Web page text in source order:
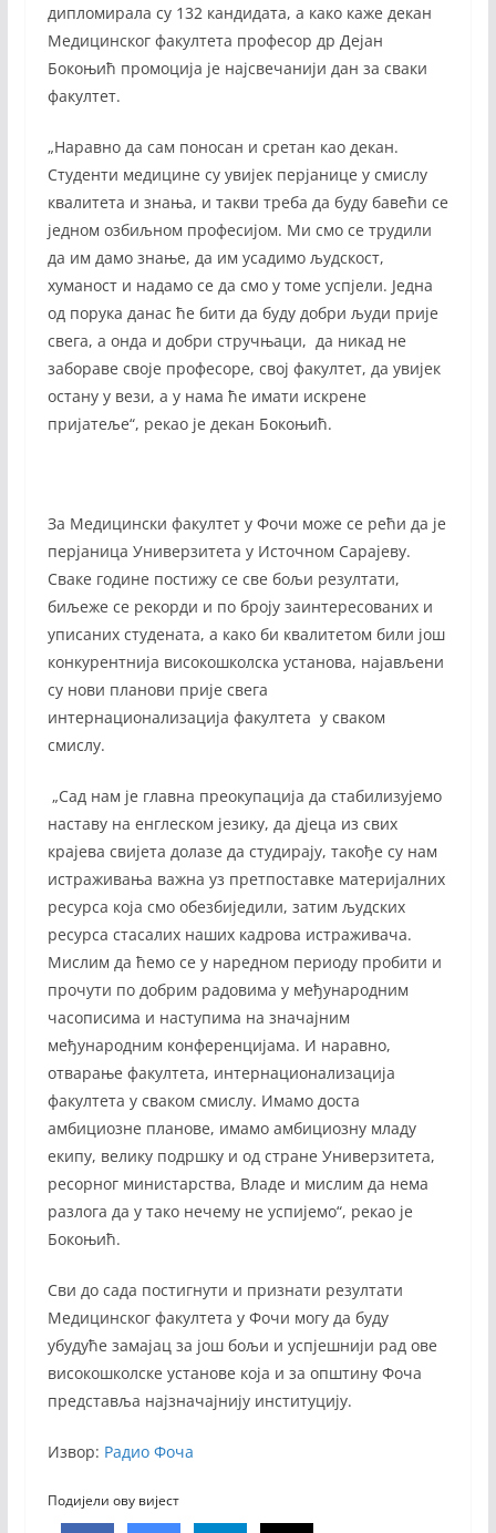
дипломирала су 132 кандидата, а како каже декан
Медицинског факултета професор др Дејан
Бокоњић промоција је најсвечанији дан за сваки
факултет.
„Наравно да сам поносан и сретан као декан.
Студенти медицине су увијек перјанице у смислу
квалитета и знања, и такви треба да буду бавећи се
једном озбиљном професијом. Ми смо се трудили
да им дамо знање, да им усадимо људскост,
хуманост и надамо се да смо у томе успјели. Једна
од порука данас ће бити да буду добри људи прије
свега, а онда и добри стручњаци, да никад не
забораве своје професоре, свој факултет, да увијек
остану у вези, а у нама ће имати искрене
пријатеље“, рекао је декан Бокоњић.
За Медицински факултет у Фочи може се рећи да је
перјаница Универзитета у Источном Сарајеву.
Сваке године постижу се све бољи резултати,
биљеже се рекорди и по броју заинтересованих и
уписаних студената, а како би квалитетом били још
конкурентнија високошколска установа, најављени
су нови планови прије свега
интернационализација факултета у сваком
смислу.
„Сад нам је главна преокупација да стабилизујемо
наставу на енглеском језику, да дјеца из свих
крајева свијета долазе да студирају, такође су нам
истраживања важна уз претпоставке материјалних
ресурса која смо обезбиједили, затим људских
ресурса стасалих наших кадрова истраживача.
Мислим да ћемо се у наредном периоду пробити и
прочути по добрим радовима у међународним
часописима и наступима на значајним
међународним конференцијама. И наравно,
отварање факултета, интернационализација
факултета у сваком смислу. Имамо доста
амбициозне планове, имамо амбициозну младу
екипу, велику подршку и од стране Универзитета,
ресорног министарства, Владе и мислим да нема
разлога да у тако нечему не успијемо“, рекао је
Бокоњић.
Сви до сада постигнути и признати резултати
Медицинског факултета у Фочи могу да буду
убудуће замајац за још бољи и успјешнији рад ове
високошколске установе која и за општину Фоча
представља најзначајнију институцију.
Извор: Радио Фоча
Подијели ову вијест